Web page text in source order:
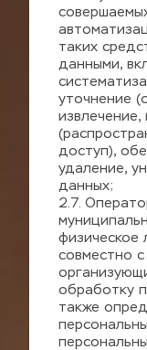
таких
данными,
уточнение
извлечение,
доступ),
удаление,
данных;
2.7.
физическое
совместно
обработку
также